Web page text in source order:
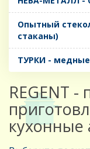
Опытный
стаканы)
ТУРКИ - медные
REGENT -
кухонные